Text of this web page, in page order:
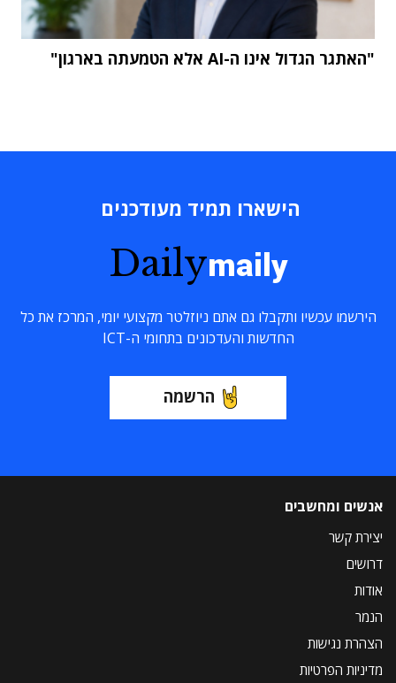
"האתגר הגדול אינו ה-AI אלא הטמעתה בארגון"
הישארו תמיד מעודכנים
Dailymaily
הירשמו עכשיו ותקבלו גם אתם ניוזלטר מקצועי יומי, המרכז את כל
החדשות והעדכונים בתחומי ה-ICT
הרשמה
אנשים ומחשבים
יצירת קשר
דרושים
אודות
הנמר
הצהרת נגישות
מדיניות הפרטיות